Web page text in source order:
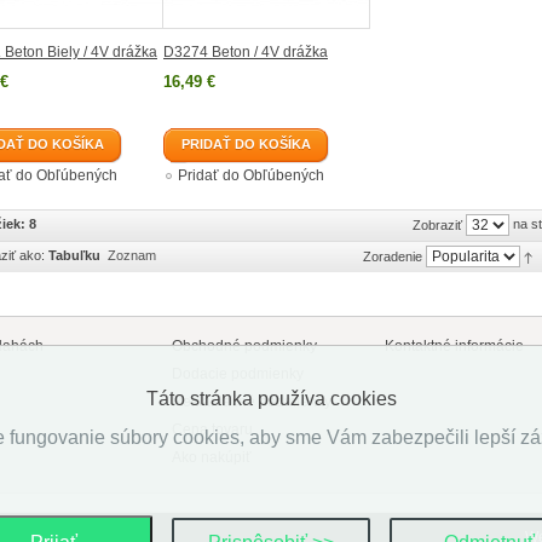
Beton Biely / 4V drážka
DO KOŠÍKA
do Obľúbených
D3274 Beton / 4V drážka
16,49 €
PRIDAŤ DO KOŠÍKA
Pridať do Obľúbených
8 Zobraziť na
ako: Tabuľku Zoznam Zoradenie
Obchodné podmienky
Reklamačné podmienky
Cena tovaru
Kontaktné informácie
vyhradené.
Táto stránka používa cookies
fungovanie súbory cookies, aby sme Vám zabezpečili lepší